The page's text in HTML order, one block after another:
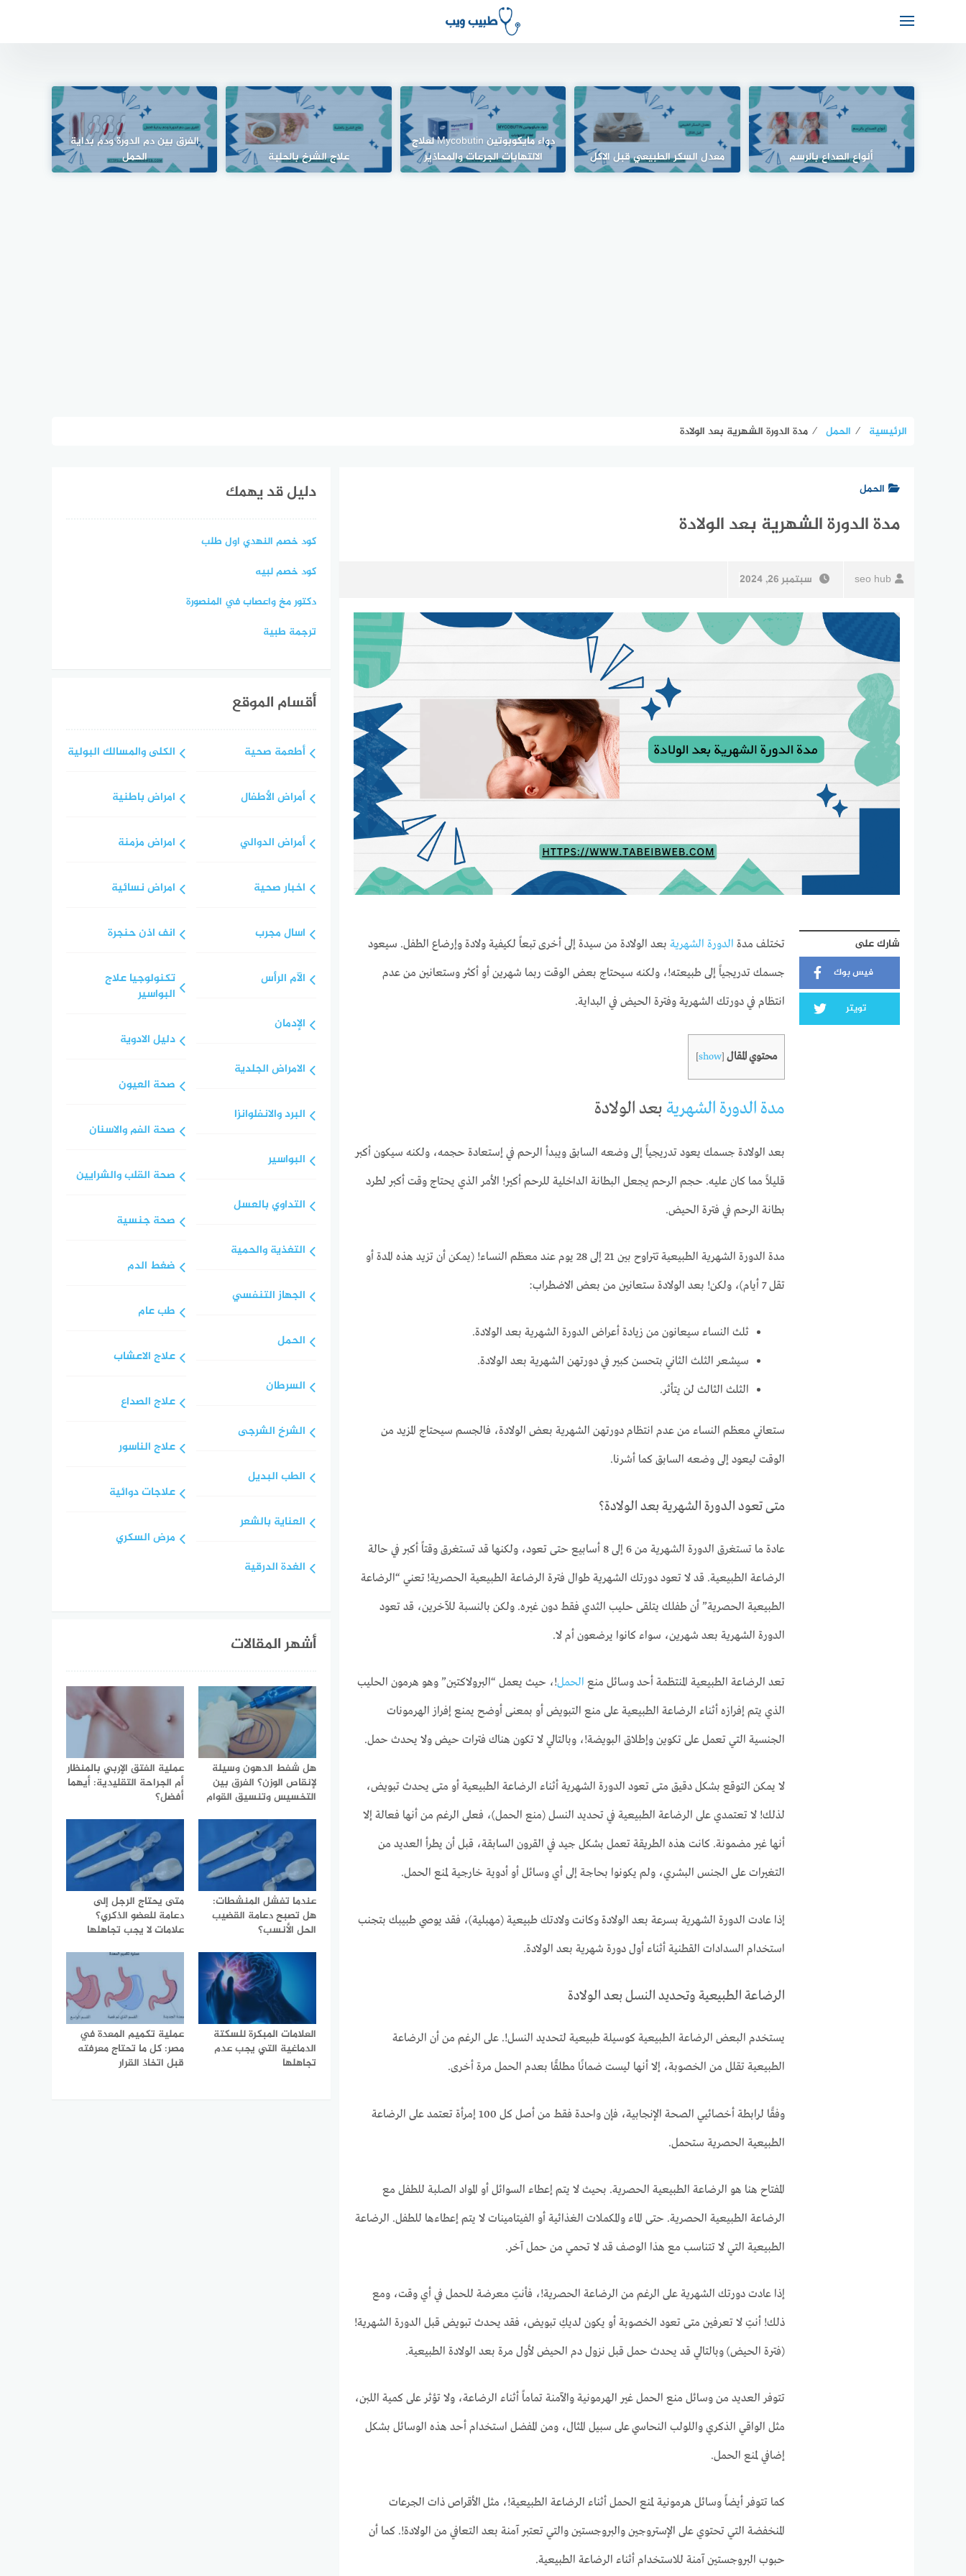
أنواع الصداع بالرسم معدل السكر الطبيعي قبل الاكل
دواء مايكوبوتين Mycobutin لعلاج
الالتهابات الجرعات والمحاذير
علاج الشرخ بالحلبة
الفرق بين دم الدورة ودم بداية
الحمل
الرئيسية ⁄ الحمل ⁄ مدة الدورة الشهرية بعد الولادة
الحمل
مدة الدورة الشهرية بعد الولادة
seo hub سبتمبر 26, 2024
شارك على
فيس بوك
تويتر
تختلف مدة الدورة الشهريةبعد الولادة من سيدة إلى أخرىتبعاً لكيفية ولادة وإرضاع الطفل. سيعود
جسمك تدريجياً إلى طبيعته!، ولكنه سيحتاج بعض الوقت ربما شهرين أو أكثر وستعانين من عدم
انتظام في دورتك الشهرية وفترة الحيض في البداية.
محتوي المقال [
show
]
مدة الدورة الشهرية بعد الولادة
بعد الولادة جسمك يعود تدريجياً إلى وضعه السابق ويبدأ الرحم في إستعادة حجمه، ولكنه سيكون أكبر
قليلاً مما كان عليه. حجم الرحم يجعل البطانة الداخلية للرحم أكير! الأمر الذي يحتاج وقت أكبر لطرد
بطانة الرحم في فترة الحيض.
مدة الدورة الشهرية الطبيعية تتراوح بين 21 إلى 28 يوم عند معظم النساء! (يمكن أن تزيد هذه المدة أو
تقل 7 أيام)، ولكن! بعد الولادة ستعانين من بعض الاضطراب:
ثلث النساء سيعانون من زيادة أعراض الدورة الشهرية بعد الولادة.
سيشعر الثلث الثاني بتحسن كبير في دورتهن الشهرية بعد الولادة.
الثلث الثالث لن يتأثر.
ستعاني معظم النساء من عدم انتظام دورتهن الشهرية بعض الولادة، فالجسم سيحتاج المزيد من
الوقت ليعود إلى وضعه السابق كما أشرنا.
متى تعود الدورة الشهرية بعد الولادة؟
عادة ما تستغرق الدورة الشهرية من 6 إلى 8 أسابيع حتى تعود، ولكنها قد تستغرق وقتاً أكبر في حالة
الرضاعة الطبيعية. قد لا تعود دورتك الشهرية طوال فترة الرضاعة الطبيعية الحصرية! تعني “الرضاعة
الطبيعية الحصرية” أن طفلك يتلقى حليب الثدي فقط دون غيره. ولكن بالنسبة للآخرين، قد تعود
الدورة الشهرية بعد شهرين، سواء كانوا يرضعون أم لا.
تعد الرضاعة الطبيعية المنتظمة أحد وسائل منع الحمل!، حيث يعمل “البرولاكتين” وهو هرمون الحليب
الذي يتم إفرازه أثناء الرضاعة الطبيعية على منع التبويض أو بمعنى أوضح يمنع إفراز الهرمونات
الجنسية التي تعمل على تكوين وإطلاق البويضة!، وبالتالي لا تكون هناك فترات حيض ولا يحدث حمل.
لا يمكن التوقع بشكل دقيق متى تعود الدورة الشهرية أثناء الرضاعة الطبيعية أو متى يحدث تبويض،
لذلك! لا تعتمدي على الرضاعة الطبيعية في تحديد النسل (منع الحمل)، فعلى الرغم من أنها فعالة إلا
أنها غير مضمونة. كانت هذه الطريقة تعمل بشكل جيد في القرون السابقة، قبل أن يطرأ العديد من
التغيرات على الجنس البشري، ولم يكونوا بحاجة إلى أي وسائل أو أدوية خارجية لمنع الحمل.
إذا عادت الدورة الشهرية بسرعة بعد الولادة وكانت ولادتك طبيعية (مهبلية)، فقد يوصي طبيبك بتجنب
استخدام السدادات القطنية أثناء أول دورة شهرية بعد الولادة.
الرضاعة الطبيعية وتحديد النسل بعد الولادة
يستخدم البعض الرضاعة الطبيعية كوسيلة طبيعية لتحديد النسل!. على الرغم من أن الرضاعة
الطبيعية تقلل من الخصوبة، إلا أنها ليست ضمانًا مطلقًا بعدم الحمل مرة أخرى.
وفقًا لرابطة أخصائيي الصحة الإنجابية، فإن واحدة فقط من أصل كل 100 إمرأة تعتمد على الرضاعة
الطبيعية الحصرية ستحمل.
المفتاح هنا هو الرضاعة الطبيعية الحصرية. بحيث لا يتم إعطاء السوائل أو المواد الصلبة للطفل مع
الرضاعة الطبيعية الحصرية. حتى الماء والمكملات الغذائية أو الفيتامينات لا يتم إعطاءها للطفل. الرضاعة
الطبيعية التي لا تتناسب مع هذا الوصف قد لا تحمي من حمل آخر.
إذا عادت دورتك الشهرية على الرغم من الرضاعة الحصرية!، فأنتِ معرضة للحمل في أي وقت، ومع
ذلك! أنتِ لا تعرفين متى تعود الخصوبة أو يكون لديكِ تبويض، فقد يحدث تبويض قبل الدورة الشهرية!
(فترة الحيض) وبالتالي قد يحدث حمل قبل نزول دم الحيض لأول مرة بعد الولادة الطبيعية.
تتوفر العديد من وسائل منع الحمل غير الهرمونية والآمنة تماماً أثناء الرضاعة، ولا تؤثر على كمية اللبن،
مثل الواقي الذكري واللولب النحاسي على سبيل المثال، ومن المفضل استخدام أحد هذه الوسائل بشكل
إضافي لمنع الحمل.
كما تتوفر أيضاً وسائل هرمونية لمنع الحمل أثناء الرضاعة الطبيعية!، مثل الأقراص ذات الجرعات
المنخفضة التي تحتوي على الإستروجين والبروجستين والتي تعتبر آمنة بعد التعافي من الولادة!. كما أن
حبوب البروجستين آمنة للاستخدام أثناء الرضاعة الطبيعية.
دليل قد يهمك
كود خصم النهدي اول طلب
كود خصم لبيه
دكتور مخ واعصاب في المنصورة
ترجمة طبية
أقسام الموقع
أطعمة صحية
أمراض الأطفال
أمراض الدوالي
اخبار صحية
اسال مجرب
الآم الرأس
الإدمان
الامراض الجلدية
البرد والانفلوانزا
البواسير
التداوي بالعسل
التغذية والحمية
الجهاز التنفسي
الحمل
السرطان
الشرخ الشرجى
الطب البديل
العناية بالشعر
الغدة الدرقية
الكلى والمسالك البولية
امراض باطنية
امراض مزمنة
امراض نسائية
انف اذن حنجرة
تكنولوجيا علاج
البواسير
دليل الادوية
صحة العيون
صحة الفم والاسنان
صحة القلب والشرايين
صحة جنسية
ضغط الدم
طب عام
علاج الاعشاب
علاج الصداع
علاج الناسور
علاجات دوائية
مرض السكري
أشهر المقالات
هل شفط الدهون وسيلة
لإنقاص الوزن؟ الفرق بين
التخسيس وتنسيق القوام
عملية الفتق الإربي بالمنظار
أم الجراحة التقليدية: أيهما
أفضل؟
عندما تفشل المنشطات:
هل تصبح دعامة القضيب
الحل الأنسب؟
متى يحتاج الرجل إلى
دعامة للعضو الذكري؟
علامات لا يجب تجاهلها
العلامات المبكرة للسكتة
الدماغية التي يجب عدم
تجاهلها
عملية تكميم المعدة في
مصر: كل ما تحتاج معرفته
قبل اتخاذ القرار